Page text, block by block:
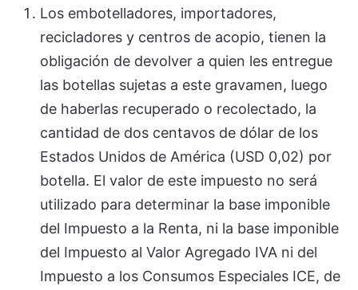
Los embotelladores, importadores,
recicladores y centros de acopio, tienen la
obligación de devolver a quien les entregue
las botellas sujetas a este gravamen, luego
de haberlas recuperado o recolectado, la
cantidad de dos centavos de dólar de los
Estados Unidos de América (USD 0,02) por
botella. El valor de este impuesto no será
utilizado para determinar la base imponible
del Impuesto a la Renta, ni la base imponible
del Impuesto al Valor Agregado IVA ni del
Impuesto a los Consumos Especiales ICE, de